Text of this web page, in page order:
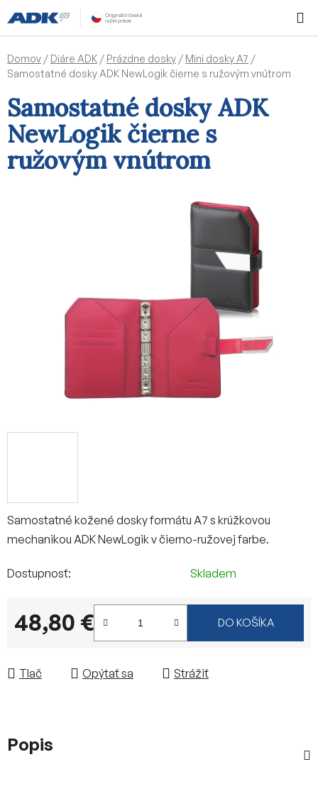
na
obsah
KOŠÍK
Domov / Diáre ADK / Prázdne dosky / Mini dosky A7 /
Samostatné dosky ADK NewLogik čierne s ružovým vnútrom
Samostatné kožené dosky formátu A7 s krúžkovou
mechanikou ADK NewLogik v čierno-ružovej farbe.
Dostupnosť Skladem
48,80 €
Jednotková cena:
DO KOŠÍKA
Tlač Opýtať sa Strážiť
Samostatné dosky ADK
NewLogik čierne s
ružovým vnútrom
Popis